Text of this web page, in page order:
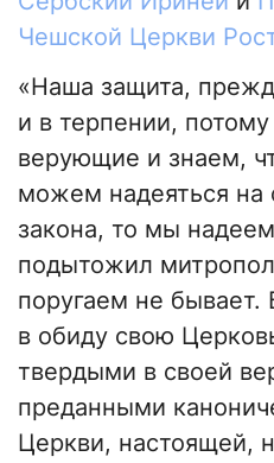
Чешской Церкви
«Наша защита,
и в терпении,
верующие и знаем,
можем надеяться на
закона, то мы
подытожил
поругаем не бывает.
в обиду свою
твердыми в своей
преданными
Церкви, настоящей,